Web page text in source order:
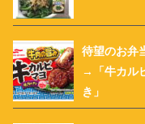
待望のお弁
→「牛カル
き」